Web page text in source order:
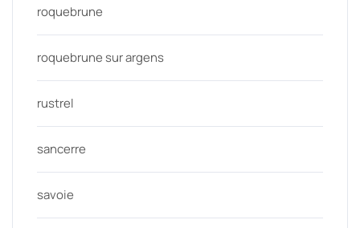
roquebrune
roquebrune sur argens
rustrel
sancerre
savoie